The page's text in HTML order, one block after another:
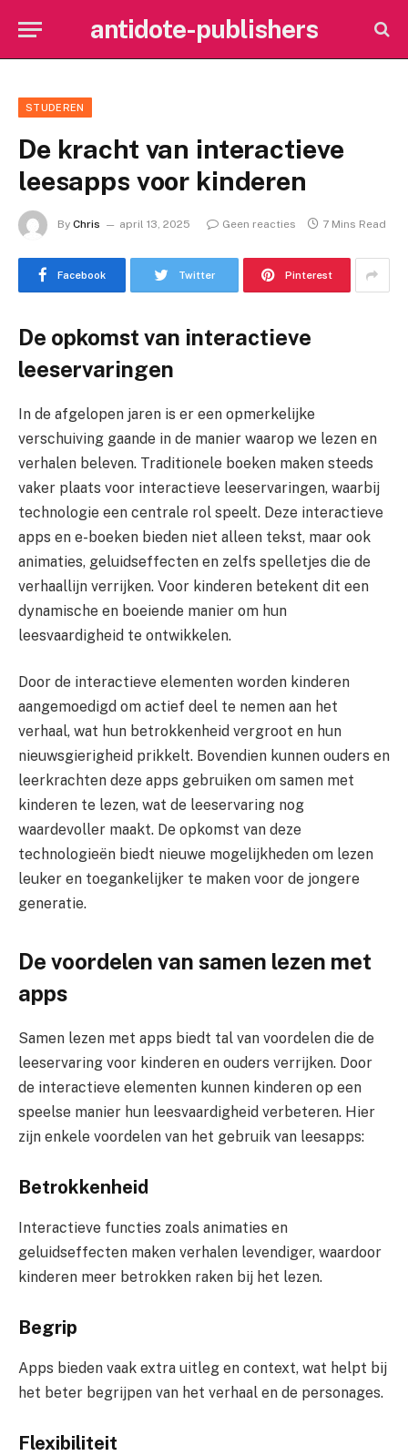
antidote-publishers
STUDEREN
De kracht van interactieve
leesapps voor kinderen
By Chris april 13, 2025 Geen reacties 7 Mins Read
Facebook Twitter Pinterest
De opkomst van interactieve
leeservaringen
In de afgelopen jaren is er een opmerkelijke
verschuiving gaande in de manier waarop we lezen en
verhalen beleven. Traditionele boeken maken steeds
vaker plaats voor interactieve leeservaringen, waarbij
technologie een centrale rol speelt. Deze interactieve
apps en e-boeken bieden niet alleen tekst, maar ook
animaties, geluidseffecten en zelfs spelletjes die de
verhaallijn verrijken. Voor kinderen betekent dit een
dynamische en boeiende manier om hun
leesvaardigheid te ontwikkelen.
Door de interactieve elementen worden kinderen
aangemoedigd om actief deel te nemen aan het
verhaal, wat hun betrokkenheid vergroot en hun
nieuwsgierigheid prikkelt. Bovendien kunnen ouders en
leerkrachten deze apps gebruiken om samen met
kinderen te lezen, wat de leeservaring nog
waardevoller maakt. De opkomst van deze
technologieën biedt nieuwe mogelijkheden om lezen
leuker en toegankelijker te maken voor de jongere
generatie.
De voordelen van samen lezen met
apps
Samen lezen met apps biedt tal van voordelen die de
leeservaring voor kinderen en ouders verrijken. Door
de interactieve elementen kunnen kinderen op een
speelse manier hun leesvaardigheid verbeteren. Hier
zijn enkele voordelen van het gebruik van leesapps:
Betrokkenheid
Interactieve functies zoals animaties en
geluidseffecten maken verhalen levendiger, waardoor
kinderen meer betrokken raken bij het lezen.
Begrip
Apps bieden vaak extra uitleg en context, wat helpt bij
het beter begrijpen van het verhaal en de personages.
Flexibiliteit